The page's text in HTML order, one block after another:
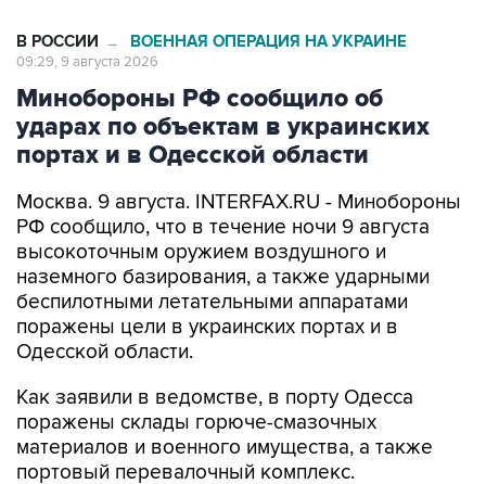
В РОССИИ → ВОЕННАЯ ОПЕРАЦИЯ НА УКРАИНЕ
09:29, 9 августа 2026
Минобороны РФ сообщило об
ударах по объектам в украинских
портах и в Одесской области
Москва. 9 августа. INTERFAX.RU - Минобороны
РФ сообщило, что в течение ночи 9 августа
высокоточным оружием воздушного и
наземного базирования, а также ударными
беспилотными летательными аппаратами
поражены цели в украинских портах и в
Одесской области.
Как заявили в ведомстве, в порту Одесса
поражены склады горюче-смазочных
материалов и военного имущества, а также
портовый перевалочный комплекс.